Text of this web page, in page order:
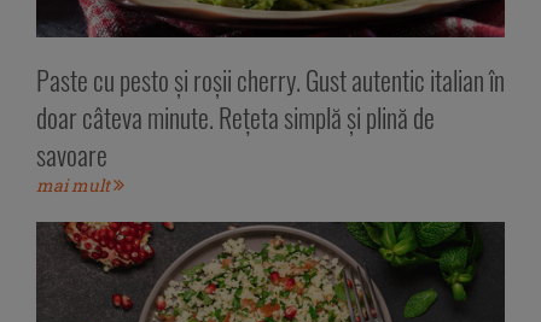
Paste cu pesto și roșii cherry. Gust autentic italian în
doar câteva minute. Rețeta simplă și plină de
savoare
mai mult